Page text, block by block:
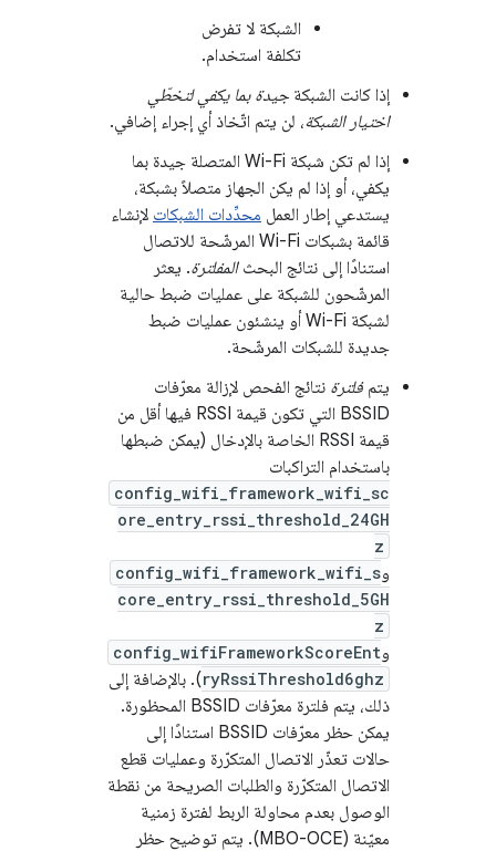
الشبكة لا تفرض
تكلفة استخدام.
إذا كانت الشبكة جيدة بما يكفي لتخطّي
اختيار الشبكة، لن يتم اتّخاذ أي إجراء إضافي.
إذا لم تكن شبكة Wi-Fi المتصلة جيدة بما
يكفي، أو إذا لم يكن الجهاز متصلاً بشبكة،
يستدعي إطار العمل محدِّدات الشبكات لإنشاء
قائمة بشبكات Wi-Fi المرشّحة للاتصال
استنادًا إلى نتائج البحثالمفلترة. يعثر
المرشّحون للشبكة على عمليات ضبط حالية
لشبكة Wi-Fi أو ينشئون عمليات ضبط
جديدة للشبكات المرشّحة.
يتمفلترة نتائج الفحص لإزالة معرّفات
BSSID التي تكون قيمة RSSI فيها أقل من
قيمة RSSI الخاصة بالإدخال (يمكن ضبطها
باستخدام التراكبات
config_wifi_framework_wifi_sc
ore_entry_rssi_threshold_24GH
z
وconfig_wifi_framework_wifi_s
core_entry_rssi_threshold_5GH
z
وconfig_wifiFrameworkScoreEnt
ryRssiThreshold6ghz). بالإضافة إلى
ذلك، يتم فلترة معرّفات BSSID المحظورة.
يمكن حظر معرّفات BSSID استنادًا إلى
حالات تعذّر الاتصال المتكرّرة وعمليات قطع
الاتصال المتكرّرة والطلبات الصريحة من نقطة
الوصول بعدم محاولة الربط لفترة زمنية
معيّنة (MBO-OCE). يتم توضيح حظر